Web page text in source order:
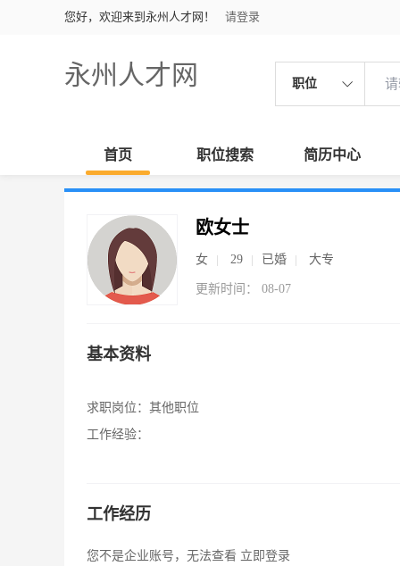
您好，欢迎来到永州人才网！ 请登录
永州人才网 职位
首页 职位搜索 简历中心
欧女士
女 29 已婚 大专
更新时间： 08-07
基本资料
求职岗位： 其他职位
工作经验：
工作经历
您不是企业账号，无法查看 立即登录